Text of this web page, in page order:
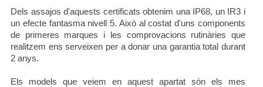
Dels assajos d'aquests certificats obtenim una IP68, un IR3 i
un efecte fantasma nivell 5. Això al costat d'uns components
de primeres marques i les comprovacions rutinàries que
realitzem ens serveixen per a donar una garantia total durant
2 anys.
Els models que veiem en aquest apartat són els mes